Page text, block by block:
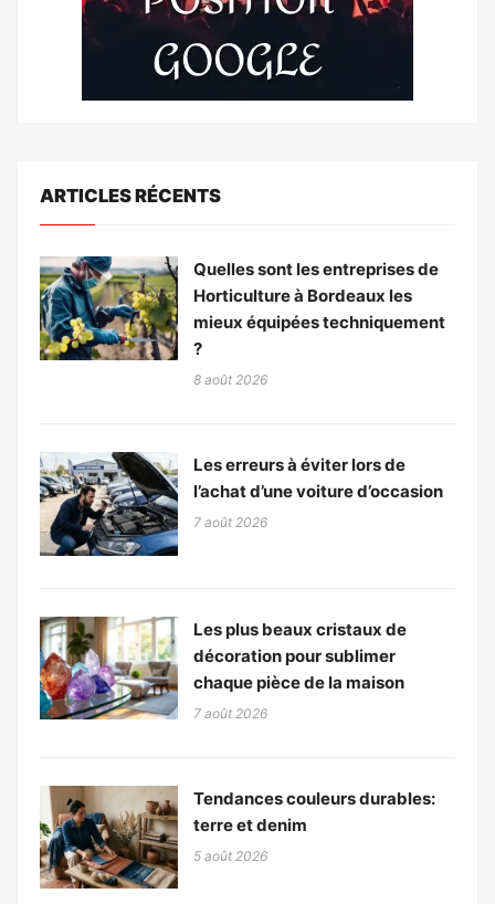
ARTICLES RÉCENTS
Quelles sont les entreprises de
Horticulture à Bordeaux les
mieux équipées techniquement
?
8 août 2026
Les erreurs à éviter lors de
l’achat d’une voiture d’occasion
7 août 2026
Les plus beaux cristaux de
décoration pour sublimer
chaque pièce de la maison
7 août 2026
Tendances couleurs durables:
terre et denim
5 août 2026